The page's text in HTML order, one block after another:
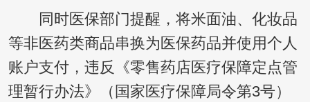
同时医保部门提醒，将米面油、化妆品
等非医药类商品串换为医保药品并使用个人
账户支付，违反《零售药店医疗保障定点管
理暂行办法》（国家医疗保障局令第3号）